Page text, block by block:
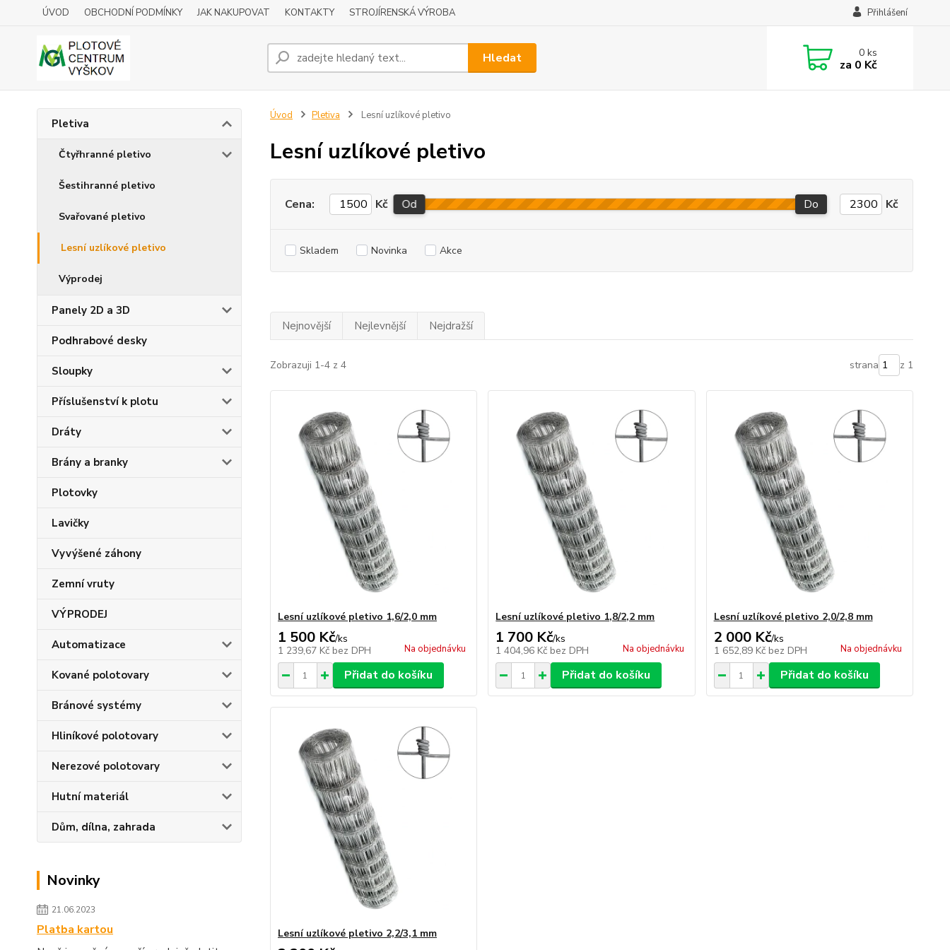
ÚVOD OBCHODNÍ PODMÍNKY JAK NAKUPOVAT KONTAKTY STROJÍRENSKÁ VÝROBA Přihlášení
Hledat 0ks
za 0 Kč
Pletiva
Čtyřhranné pletivo
Šestihranné pletivo
Svařované pletivo
Lesní uzlíkové pletivo
Výprodej
Panely 2D a 3D
Podhrabové desky
Sloupky
Příslušenství k plotu
Dráty
Brány a branky
Plotovky
Lavičky
Vyvýšené záhony
Zemní vruty
VÝPRODEJ
Automatizace
Kované polotovary
Bránové systémy
Hliníkové polotovary
Nerezové polotovary
Hutní materiál
Dům, dílna, zahrada
Novinky
21.06.2023
Platba kartou
Úvod Pletiva Lesní uzlíkové pletivo
Lesní uzlíkové pletivo
Cena: Kč Od Do Kč
Skladem Novinka Akce
Nejnovější Nejlevnější Nejdražší
Zobrazuji 1-4 z 4 strana z 1
Lesní uzlíkové pletivo 1,6/2,0 mm
1 500 Kč/ks
1 239,67 Kč bez DPH Na objednávku
Přidat do košíku
Lesní uzlíkové pletivo 1,8/2,2 mm
1 700 Kč/ks
1 404,96 Kč bez DPH Na objednávku
Přidat do košíku
Lesní uzlíkové pletivo 2,0/2,8 mm
2 000 Kč/ks
1 652,89 Kč bez DPH Na objednávku
Přidat do košíku
Lesní uzlíkové pletivo 2,2/3,1 mm